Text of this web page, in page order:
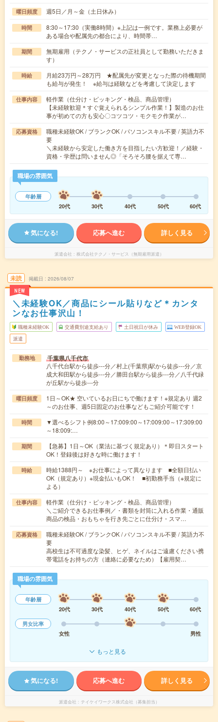
曜日頻度 週5日／月～金（土日休み）
時間
8:30～17:30（実働8時間）※上記は一例です。業務上必要が
ある場合や配属先の都合により、時間帯…
期間
無期雇用（テクノ・サービスの正社員として勤務いただきま
す）
時給
月給23万円～28万円 ★配属先が変更となった際の待機期間
も給与が発生！ ※給与は経験などを考慮して決定します
仕事内容
軽作業（仕分け・ピッキング・検品、商品管理）
【未経験歓迎＊すぐ覚えられるシンプル作業！】製造のお仕
事が初めての方も安心〇コツコツ・モクモク作業が…
応募資格
職種未経験OK / ブランクOK / パソコンスキル不要 / 英語力不
要
＼未経験から安定した働き方を目指したい方歓迎！／経験・
資格・学歴は問いません◎「そろそろ腰を据えて専…
職場の雰囲気
年齢層
20代
30代 40代 50代 60代
気になる! 応募へ進む 詳しく見る
派遣会社 株式会社テクノ・サービス（無期雇用派遣）
未読
NEW
掲載日 2026/08/07
＼未経験OK／商品にシール貼りなど＊カンタ
ンなお仕事沢山！
職種未経験OK 交通費別途支給あり 土日祝日が休み WEB登録OK
派遣
勤務地 千葉県八千代市
八千代台駅から徒歩---分／村上(千葉県)駅から徒歩---分／京
成大和田駅から徒歩---分／勝田台駅から徒歩---分／八千代緑
が丘駅から徒歩---分
曜日頻度
1日～OK★ 空いているお日にちで働けます！※規定あり 週2
～のお仕事、週5日固定のお仕事などもご紹介可能です！
時間
▼選べるシフト例8:00～17:009:00～17:009:00～17:309:00
～18:009:…
期間
【急募】1日～OK（業法に基づく規定あり）＊即日スタート
OK！登録後は好きな時に働けます！
時給
時給1388円～ ※お仕事によって異なります ■全額日払い
OK（規定あり）※現金払いもOK！ ■初勤務手当（※規定に
よる）
仕事内容
軽作業（仕分け・ピッキング・検品、商品管理）
＼ご紹介できるお仕事例／・書類を封筒に入れる作業・通販
商品の検品・おもちゃを行き先ごとに仕分け・スマ…
応募資格
職種未経験OK / ブランクOK / パソコンスキル不要 / 英語力不
要
高校生は不可過度な染髪、ヒゲ、ネイルはご遠慮ください携
帯電話をお持ちの方（連絡に必要なため）【雇用契…
職場の雰囲気
年齢層
20代
30代 40代 50代
60代
男女比率
女性
男性
もっと見る
気になる! 応募へ進む 詳しく見る
派遣会社 テイケイワークス株式会社（募集担当）